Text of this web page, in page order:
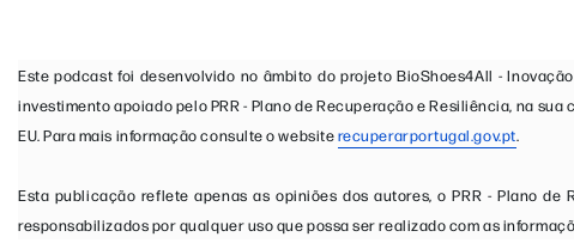
Este podcast foi desenvolvido no âmbito do projeto BioShoes4All -
investimento apoiado pelo PRR - Plano de Recuperação e Resiliência, na
EU. Para mais informação consulte o websiterecuperarportugal.gov.pt.
Esta publicação reflete apenas as opiniões dos autores, o PRR - Plano
responsabilizados por qualquer uso que possa ser realizado com as